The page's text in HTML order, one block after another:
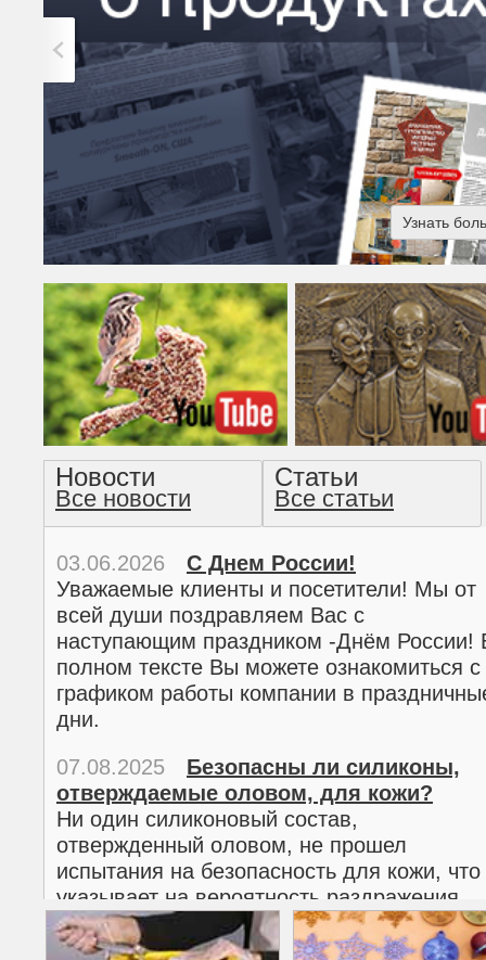
Узнать
Американская готика -
прочтение методом
Новости
Все новости
Статьи
Все статьи
03.06.2026
С Днем России!
Уважаемые клиенты и посетители! Мы от
всей души поздравляем Вас с
наступающим праздником -Днём России!
полном тексте Вы можете ознакомиться с
графиком работы компании в
дни.
02.03.2026
С 8 марта!
Дорогие женщины!
Поздравляем Вас с наступающим
Международным женским днем 8 марта!
полном тексте можно ознакомиться с
графиком работы компании в
07.08.2025
Безопасны ли силиконы,
отверждаемые оловом, для кожи?
Ни один силиконовый состав,
отвержденный оловом, не прошел
испытания на безопасность для кожи, что
указывает на вероятность раздражения
кожи.